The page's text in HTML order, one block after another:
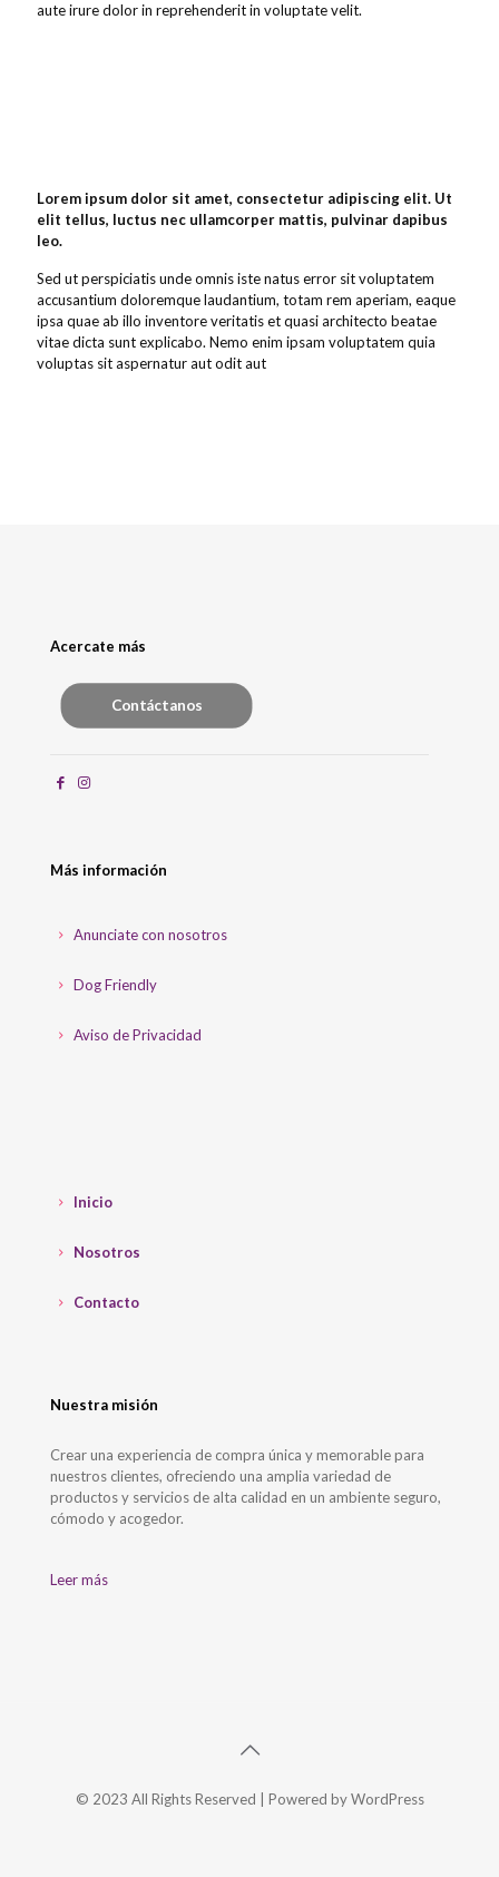
aute irure dolor in reprehenderit in voluptate velit.
Lorem ipsum dolor sit amet, consectetur adipiscing elit. Ut
elit tellus, luctus nec ullamcorper mattis, pulvinar dapibus
leo.
Sed ut perspiciatis unde omnis iste natus error sit voluptatem
accusantium doloremque laudantium, totam rem aperiam, eaque
ipsa quae ab illo inventore veritatis et quasi architecto beatae
vitae dicta sunt explicabo. Nemo enim ipsam voluptatem quia
voluptas sit aspernatur aut odit aut
Acercate más
Contáctanos
Más información
Anunciate con nosotros
Dog Friendly
Aviso de Privacidad
Inicio
Nosotros
Contacto
Nuestra misión
Crear una experiencia de compra única y memorable para
nuestros clientes, ofreciendo una amplia variedad de
productos y servicios de alta calidad en un ambiente seguro,
cómodo y acogedor.
Leer más
© 2023 All Rights Reserved | Powered by WordPress